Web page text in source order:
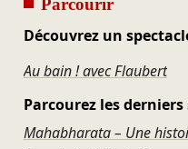
Parcourir
Découvrez un
Au bain ! avec Flaubert
Parcourez les derniers
Mahabharata – Une